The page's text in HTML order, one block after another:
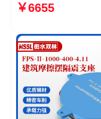
摆球型减隔震支座
3.81源头工厂
￥6655